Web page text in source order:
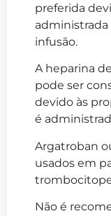
preferida
administrada
infusão.
A heparina
pode ser
devido às
é
Argatroban
usados em
Não é